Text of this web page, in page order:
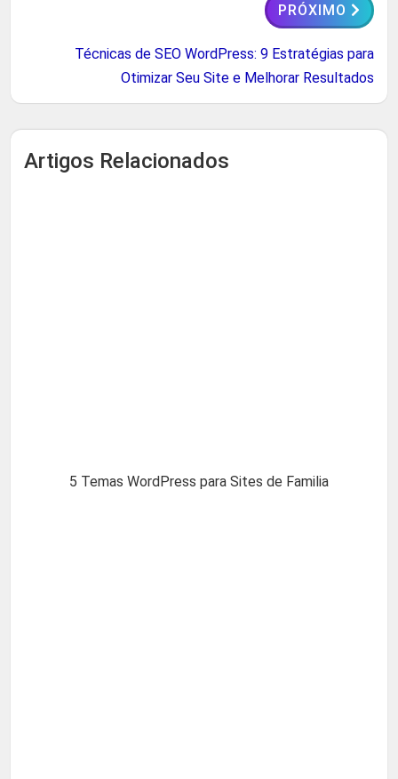
PRÓXIMO
Técnicas de SEO WordPress: 9 Estratégias para
Otimizar Seu Site e Melhorar Resultados
Artigos Relacionados
5 Temas WordPress para Sites de Familia